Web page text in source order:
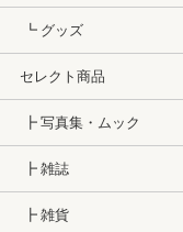
┗ グッズ
セレクト商品
┣ 写真集・ムック
┣ 雑誌
┣ 雑貨